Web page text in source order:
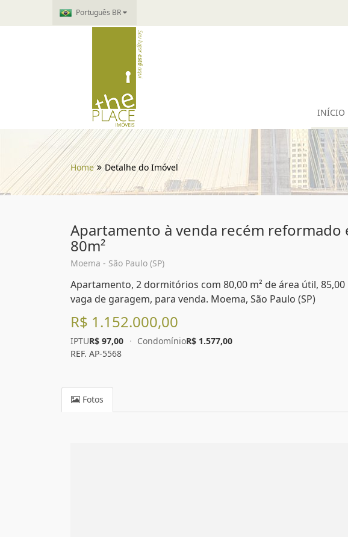
Português BR
INÍCIO
Home Detalhe do Imóvel
Apartamento à venda recém reformado
80m²
Moema - São Paulo (SP)
Apartamento, 2 dormitórios com 80,00 m² de área útil, 85,00
vaga de garagem, para venda. Moema, São Paulo (SP)
R$ 1.152.000,00
IPTUR$ 97,00 · CondomínioR$ 1.577,00
REF. AP-5568
Fotos